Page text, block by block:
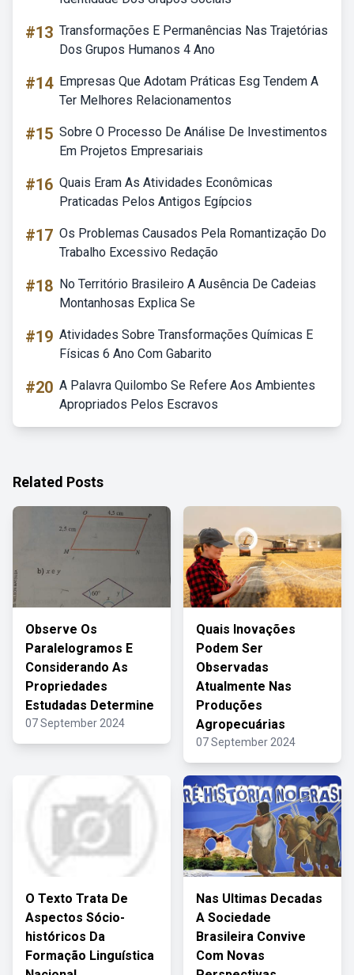
#13 Transformações E Permanências Nas Trajetórias
Dos Grupos Humanos 4 Ano
#14 Empresas Que Adotam Práticas Esg Tendem A
Ter Melhores Relacionamentos
#15 Sobre O Processo De Análise De Investimentos
Em Projetos Empresariais
#16 Quais Eram As Atividades Econômicas
Praticadas Pelos Antigos Egípcios
#17 Os Problemas Causados Pela Romantização Do
Trabalho Excessivo Redação
#18 No Território Brasileiro A Ausência De Cadeias
Montanhosas Explica Se
#19 Atividades Sobre Transformações Químicas E
Físicas 6 Ano Com Gabarito
#20 A Palavra Quilombo Se Refere Aos Ambientes
Apropriados Pelos Escravos
Related Posts
Observe Os
Paralelogramos E
Considerando As
Propriedades
Estudadas Determine
07 September 2024
Quais Inovações
Podem Ser
Observadas
Atualmente Nas
Produções
Agropecuárias
07 September 2024
O Texto Trata De
Aspectos Sócio-
históricos Da
Formação Linguística
Nas Ultimas Decadas
A Sociedade
Brasileira Convive
Com Novas